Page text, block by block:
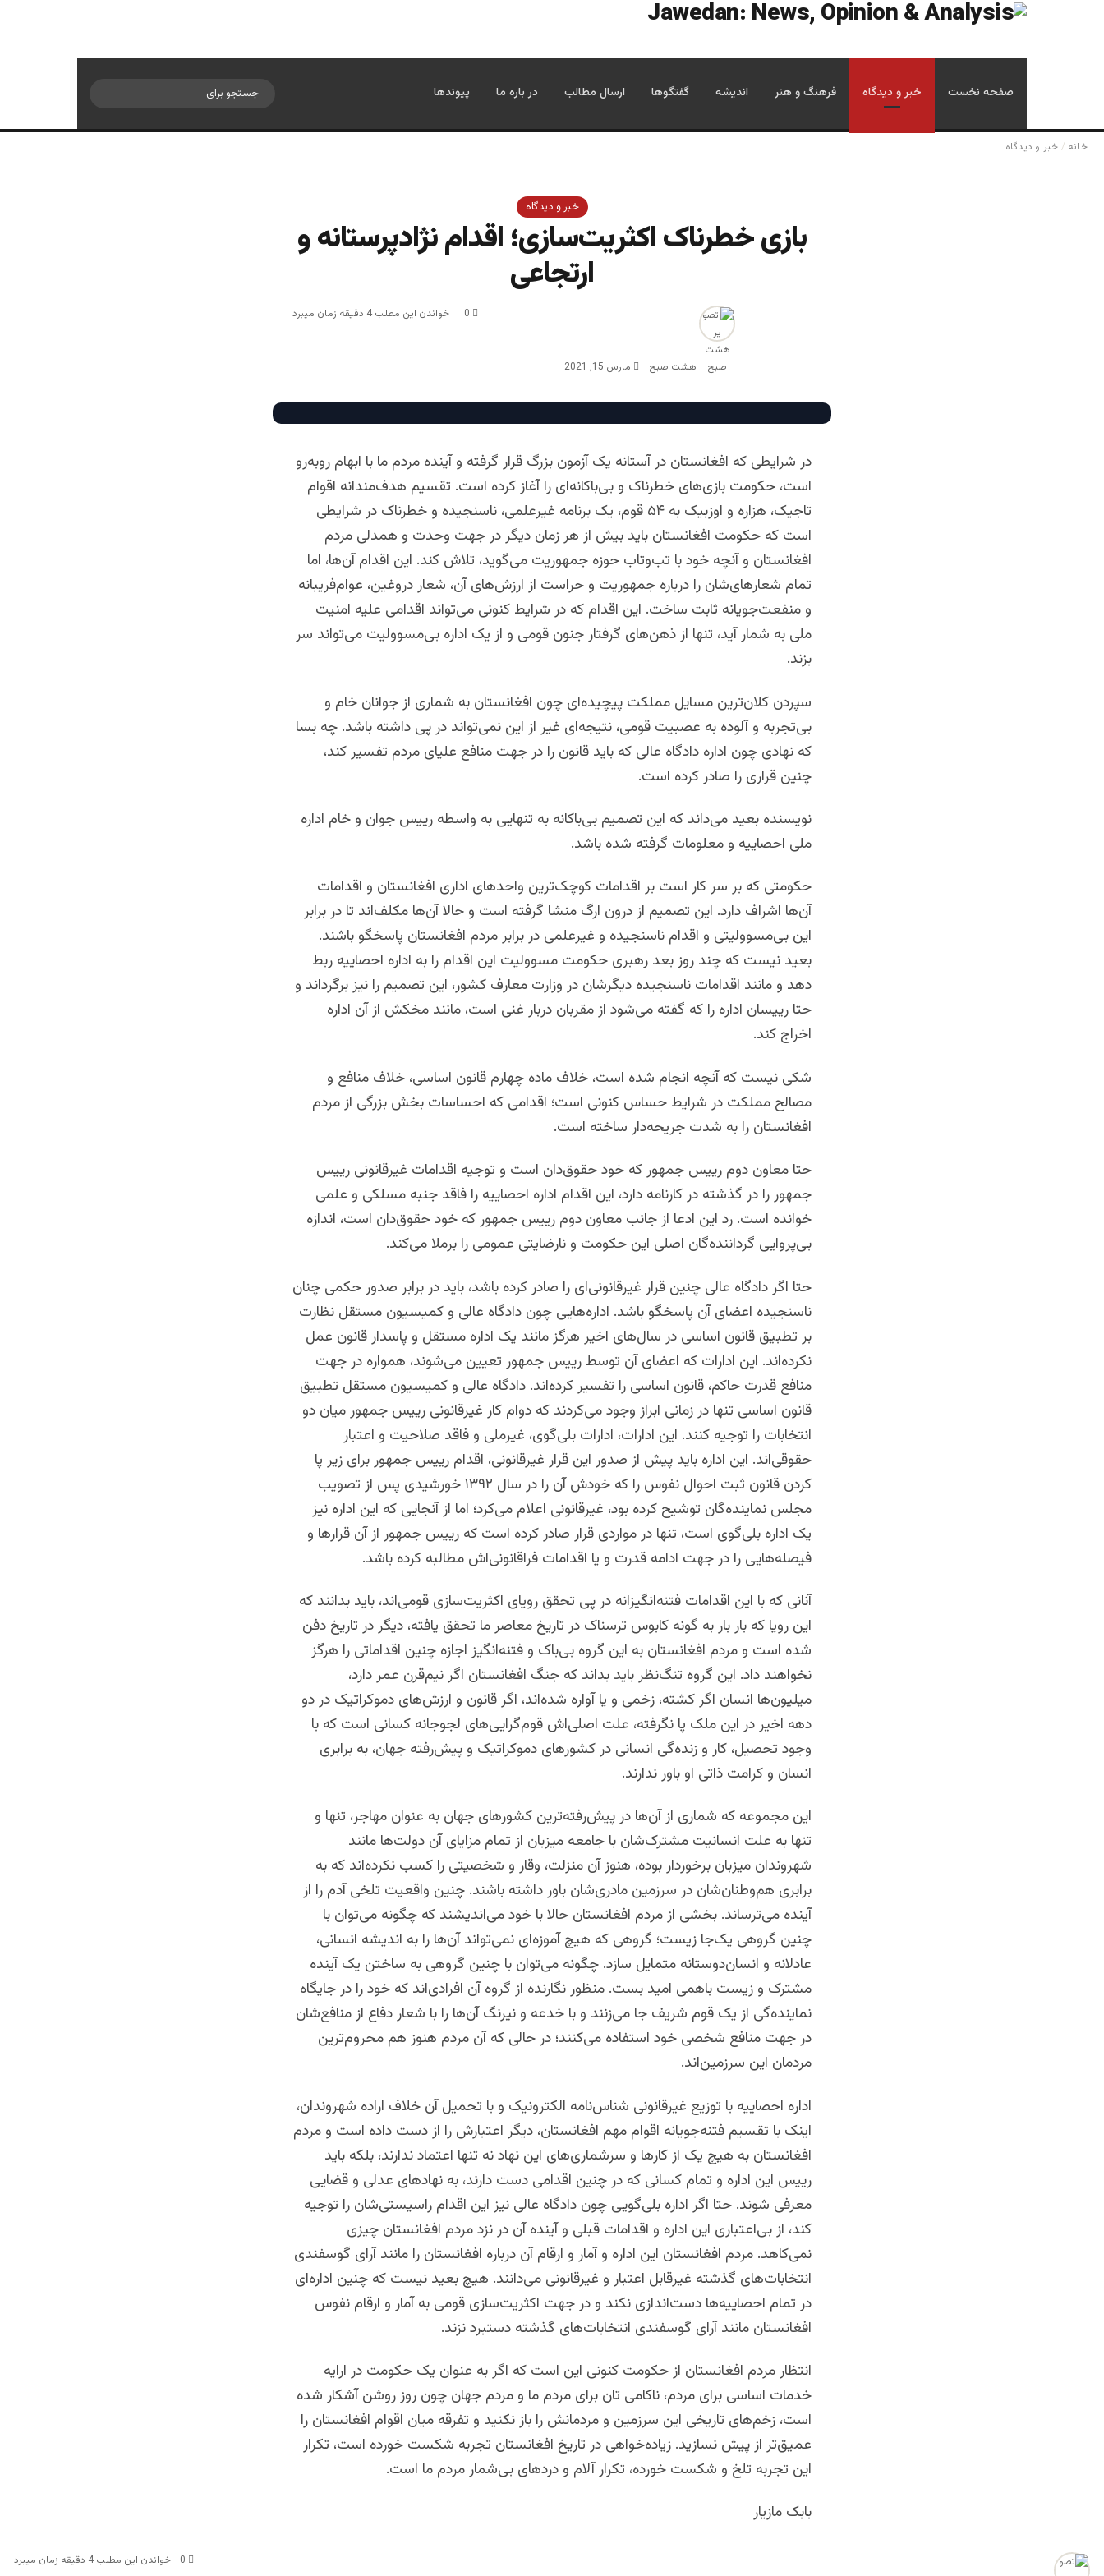
صفحه نخست خبر و دیدگاه فرهنگ و هنر اندیشه گفتگوها ارسال مطالب در باره ما پیوندها
خانه / خبر و دیدگاه
خبر و دیدگاه
بازی خطرناک اکثریت‌سازی؛ اقدام نژادپرستانه و
ارتجاعی
هشت صبح مارس 15, 2021
0 خواندن این مطلب 4 دقیقه زمان میبرد
در شرایطی که افغانستان در آستانه یک آزمون بزرگ قرار گرفته و آینده مردم ما با ابهام روبه‌رو
است، حکومت بازی‌های خطرناک و بی‌باکانه‌ای را آغاز کرده است. تقسیم هدف‌مندانه اقوام
تاجیک، هزاره و اوزبیک به ۵۴ قوم، یک برنامه غیرعلمی، ناسنجیده و خطرناک در شرایطی
است که حکومت افغانستان باید بیش از هر زمان دیگر در جهت وحدت و همدلی مردم
افغانستان و آنچه خود با تب‌وتاب حوزه جمهوریت می‌گوید، تلاش کند. این اقدام آن‌ها، اما
تمام شعارهای‌شان را درباره جمهوریت و حراست از ارزش‌های آن، شعار دروغین، عوام‌فریبانه
و منفعت‌جویانه ثابت ساخت. این اقدام که در شرایط کنونی می‌تواند اقدامی علیه امنیت
ملی به شمار آید، تنها از ذهن‌های گرفتار جنون قومی و از یک اداره بی‌مسوولیت می‌تواند سر
بزند.
سپردن کلان‌ترین مسایل مملکت پیچیده‌ای چون افغانستان به شماری از جوانان خام و
بی‌تجربه و آلوده به عصبیت قومی، نتیجه‌ای غیر از این نمی‌تواند در پی داشته باشد. چه بسا
که نهادی چون اداره دادگاه عالی که باید قانون را در جهت منافع علیای مردم تفسیر کند،
چنین قراری را صادر کرده است.
نویسنده بعید می‌داند که این تصمیم بی‌باکانه به تنهایی به واسطه رییس جوان و خام اداره
ملی احصاییه و معلومات گرفته شده باشد.
حکومتی که بر سر کار است بر اقدامات کوچک‌ترین واحدهای اداری افغانستان و اقدامات
آن‌ها اشراف دارد. این تصمیم از درون ارگ منشا گرفته است و حالا آن‌ها مکلف‌اند تا در برابر
این بی‌مسوولیتی و اقدام ناسنجیده و غیرعلمی در برابر مردم افغانستان پاسخگو باشند.
بعید نیست که چند روز بعد رهبری حکومت مسوولیت این اقدام را به اداره احصاییه ربط
دهد و مانند اقدامات ناسنجیده دیگرشان در وزارت معارف کشور، این تصمیم را نیز برگرداند و
حتا رییسان اداره را که گفته می‌شود از مقربان دربار غنی است، مانند مخکش از آن اداره
اخراج کند.
شکی نیست که آنچه انجام شده است، خلاف ماده چهارم قانون اساسی، خلاف منافع و
مصالح مملکت در شرایط حساس کنونی است؛ اقدامی که احساسات بخش بزرگی از مردم
افغانستان را به شدت جریحه‌دار ساخته است.
حتا معاون دوم رییس جمهور که خود حقوق‌دان است و توجیه اقدامات غیرقانونی رییس
جمهور را در گذشته در کارنامه دارد، این اقدام اداره احصاییه را فاقد جنبه مسلکی و علمی
خوانده است. رد این ادعا از جانب معاون دوم رییس جمهور که خود حقوق‌دان است، اندازه
بی‌پروایی گرداننده‌گان اصلی این حکومت و نارضایتی عمومی را برملا می‌کند.
حتا اگر دادگاه عالی چنین قرار غیرقانونی‌ای را صادر کرده باشد، باید در برابر صدور حکمی چنان
ناسنجیده اعضای آن پاسخگو باشد. اداره‌هایی چون دادگاه عالی و کمیسیون مستقل نظارت
بر تطبیق قانون اساسی در سال‌های اخیر هرگز مانند یک اداره مستقل و پاسدار قانون عمل
نکرده‌اند. این ادارات که اعضای آن توسط رییس جمهور تعیین می‌شوند، همواره در جهت
منافع قدرت حاکم، قانون اساسی را تفسیر کرده‌اند. دادگاه عالی و کمیسیون مستقل تطبیق
قانون اساسی تنها در زمانی ابراز وجود می‌کردند که دوام کار غیرقانونی رییس جمهور میان دو
انتخابات را توجیه کنند. این ادارات، ادارات بلی‌گوی، غیرملی و فاقد صلاحیت و اعتبار
حقوقی‌اند. این اداره باید پیش از صدور این قرار غیرقانونی، اقدام رییس جمهور برای زیر پا
کردن قانون ثبت احوال نفوس را که خودش آن را در سال ۱۳۹۲ خورشیدی پس از تصویب
مجلس نماینده‌گان توشیح کرده بود، غیرقانونی اعلام می‌کرد؛ اما از آنجایی که این اداره نیز
یک اداره بلی‌گوی است، تنها در مواردی قرار صادر کرده است که رییس جمهور از آن‌ قرارها و
فیصله‌هایی را در جهت ادامه قدرت و یا اقدامات فراقانونی‌اش مطالبه کرده باشد.
آنانی که با این اقدامات فتنه‌انگیزانه در پی تحقق رویای اکثریت‌سازی قومی‌اند، باید بدانند که
این رویا که بار بار به گونه کابوس ترسناک در تاریخ معاصر ما تحقق یافته، دیگر در تاریخ دفن
شده است و مردم افغانستان به این گروه بی‌باک و فتنه‌انگیز اجازه چنین اقداماتی را هرگز
نخواهند داد. این گروه تنگ‌نظر باید بداند که جنگ افغانستان اگر نیم‌قرن عمر دارد،
میلیون‌ها انسان اگر کشته، زخمی و یا آواره شده‌اند، اگر قانون و ارزش‌های دموکراتیک در دو
دهه اخیر در این ملک پا نگرفته، علت اصلی‌اش قوم‌گرایی‌های لجوجانه کسانی است که با
وجود تحصیل، کار و زنده‌گی انسانی در کشورهای دموکراتیک و پیش‌رفته جهان، به برابری
انسان و کرامت ذاتی او باور ندارند.
این مجموعه که شماری از آن‌ها در پیش‌رفته‌ترین کشورهای جهان به عنوان مهاجر، تنها و
تنها به علت انسانیت مشترک‌شان با جامعه میزبان از تمام مزایای آن دولت‌ها مانند
شهروندان میزبان برخوردار بوده‌، هنوز آن منزلت، وقار و شخصیتی را کسب نکرده‌اند که به
برابری هم‌وطنان‌شان در سرزمین مادری‌شان باور داشته باشند. چنین واقعیت تلخی آدم را از
آینده می‌ترساند. بخشی از مردم افغانستان حالا با خود می‌اندیشند که چگونه می‌توان با
چنین گروهی یک‌جا زیست؛ گروهی که هیچ آموزه‌ای نمی‌تواند آن‌ها را به اندیشه انسانی،
عادلانه و انسان‌دوستانه متمایل سازد. چگونه می‌توان با چنین گروهی به ساختن یک آینده
مشترک و زیست باهمی امید بست. منظور نگارنده از گروه آن افرادی‌اند که خود را در جایگاه
نماینده‌گی از یک قوم شریف جا می‌زنند و با خدعه و نیرنگ آن‌ها را با شعار دفاع از منافع‌شان
در جهت منافع شخصی‌ خود استفاده می‌کنند؛ در حالی که آن مردم هنوز هم محروم‌ترین
مردمان این سرزمین‌اند.
اداره احصاییه با توزیع غیرقانونی شناس‌نامه الکترونیک و با تحمیل آن خلاف اراده شهروندان،
اینک با تقسیم فتنه‌جویانه اقوام مهم افغانستان، دیگر اعتبارش را از دست داده است و مردم
افغانستان به هیچ یک از کارها و سرشماری‌های این نهاد نه تنها اعتماد ندارند، بلکه باید
رییس این اداره و تمام کسانی که در چنین اقدامی دست دارند، به نهادهای عدلی و قضایی
معرفی شوند. حتا اگر اداره بلی‌گویی چون دادگاه عالی نیز این اقدام راسیستی‌شان را توجیه
کند، از بی‌اعتباری این اداره و اقدامات قبلی و آینده آن در نزد مردم افغانستان چیزی
نمی‌کاهد. مردم افغانستان این اداره و آمار و ارقام آن درباره افغانستان را مانند آرای گوسفندی
انتخابات‌های گذشته غیرقابل اعتبار و غیرقانونی می‌دانند. هیچ بعید نیست که چنین اداره‌ای
در تمام احصاییه‌ها دست‌اندازی نکند و در جهت اکثریت‌سازی قومی به آمار و ارقام نفوس
افغانستان مانند آرای گوسفندی انتخابات‌های گذشته دستبرد نزند.
انتظار مردم افغانستان از حکومت کنونی این است که اگر به عنوان یک حکومت در ارایه
خدمات اساسی برای مردم، ناکامی تان برای مردم ما و مردم جهان چون روز روشن آشکار شده
است، زخم‌های تاریخی این سرزمین و مردمانش را باز نکنید و تفرقه میان اقوام افغانستان را
عمیق‌تر از پیش نسازید. زیاده‌خواهی در تاریخ افغانستان تجربه شکست خورده است، تکرار
این تجربه تلخ و شکست خورده، تکرار آلام و دردهای بی‌شمار مردم ما است.
بابک مازیار
0 خواندن این مطلب 4 دقیقه زمان میبرد